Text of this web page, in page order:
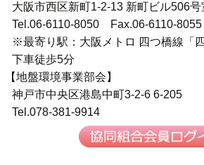
大阪市西区新町1-2-13 新町ビル506号
Tel.06-6110-8050 Fax.06-6110-8055
※最寄り駅：大阪メトロ 四つ橋線「四
下車徒歩5分
【地盤環境事業部会】
神戸市中央区港島中町3-2-6 6-205
Tel.078-381-9914